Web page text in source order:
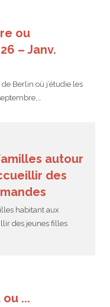
ou
– Janv.
de Berlin où j’étudie les
autour
des
habitant aux
des jeunes filles
...